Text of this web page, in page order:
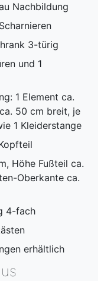
Nachbildung
3-türig
und 1
1 Element ca.
50 cm breit, je
1 Kleiderstange
Höhe Fußteil ca.
Oberkante ca.
4-fach
erhältlich